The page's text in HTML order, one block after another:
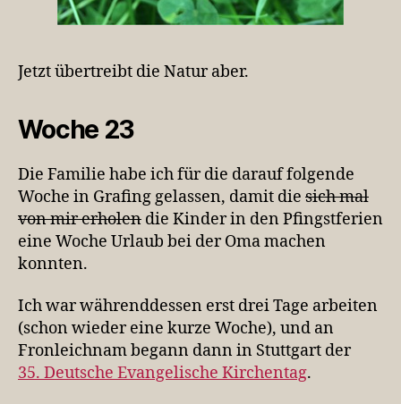
Jetzt übertreibt die Natur aber.
Woche 23
Die Familie habe ich für die darauf folgende
Woche in Grafing gelassen, damit die sich mal
von mir erholen die Kinder in den Pfingstferien
eine Woche Urlaub bei der Oma machen
konnten.
Ich war währenddessen erst drei Tage arbeiten
(schon wieder eine kurze Woche), und an
Fronleichnam begann dann in Stuttgart der
35. Deutsche Evangelische Kirchentag.